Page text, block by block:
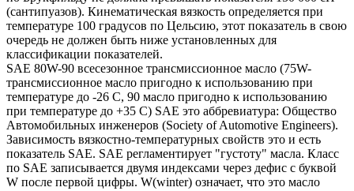
(сантипуазов). Кинематическая вязкость определяется при
температуре 100 градусов по Цельсию, этот показатель в свою
очередь не должен быть ниже установленных для
классификации показателей.
SAE 80W-90 всесезонное трансмиссионное масло (75W-
трансмиссионное масло пригодно к использованию при
температуре до -26 С, 90 масло пригодно к использованию
при температуре до +35 С) SAE это аббревиатура: Общество
Автомобильных инженеров (Society of Automotive Engineers).
Зависимость вязкостно-температурных свойств это и есть
показатель SAE. SAE регламентирует "густоту" масла. Класс
по SAE записывается двумя индексами через дефис с буквой
W после первой цифры. W(winter) означает, что это масло